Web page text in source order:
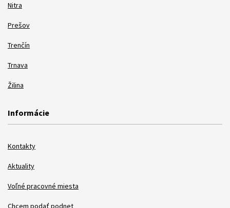
Nitra
Prešov
Trenčín
Trnava
Žilina
Informácie
Kontakty
Aktuality
Voľné pracovné miesta
Chcem podať podnet